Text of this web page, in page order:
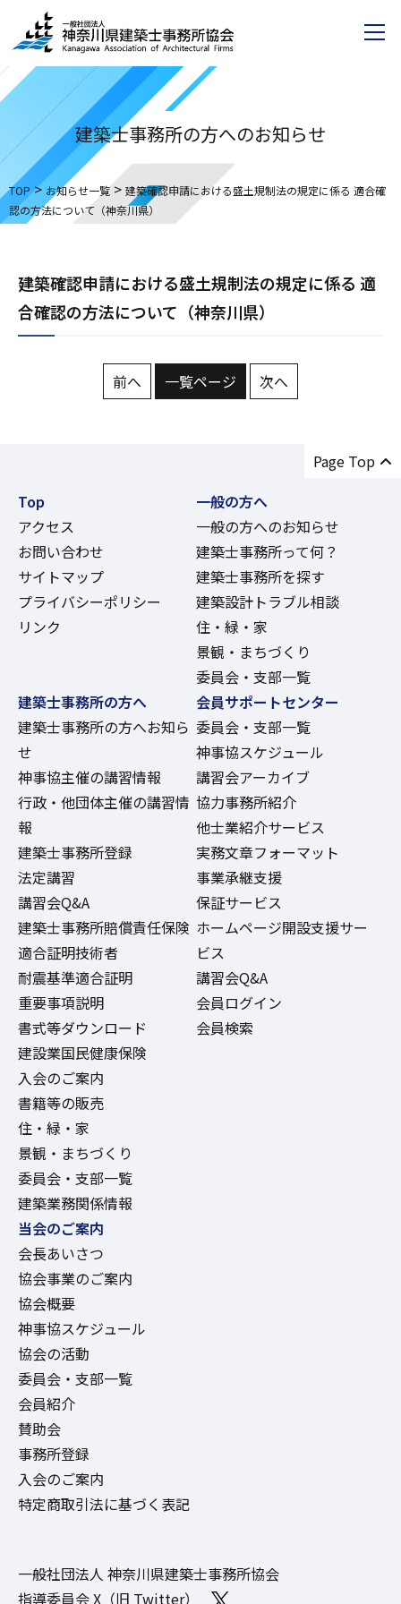
建築士事務所の方へのお知らせ
TOP> お知らせ一覧> 建築確認申請における盛土規制法の規定に係る 適合確
認の方法について（神奈川県）
建築確認申請における盛土規制法の規定に係る 適
合確認の方法について（神奈川県）
前へ 一覧ページ 次へ
Page Top
Top
アクセス
お問い合わせ
サイトマップ
プライバシーポリシー
リンク
一般の方へ
一般の方へのお知らせ
建築士事務所って何？
建築士事務所を探す
建築設計トラブル相談
住・緑・家
景観・まちづくり
委員会・支部一覧
建築士事務所の方へ
建築士事務所の方へお知ら
せ
神事協主催の講習情報
行政・他団体主催の講習情
報
建築士事務所登録
法定講習
講習会Q&A
建築士事務所賠償責任保険
適合証明技術者
耐震基準適合証明
重要事項説明
書式等ダウンロード
建設業国民健康保険
入会のご案内
書籍等の販売
住・緑・家
景観・まちづくり
委員会・支部一覧
建築業務関係情報
会員サポートセンター
委員会・支部一覧
神事協スケジュール
講習会アーカイブ
協力事務所紹介
他士業紹介サービス
実務文章フォーマット
事業承継支援
保証サービス
ホームページ開設支援サー
ビス
講習会Q&A
会員ログイン
会員検索
当会のご案内
会長あいさつ
協会事業のご案内
協会概要
神事協スケジュール
協会の活動
委員会・支部一覧
会員紹介
賛助会
事務所登録
入会のご案内
特定商取引法に基づく表記
一般社団法人 神奈川県建築士事務所協会
指導委員会 X（旧 Twitter）